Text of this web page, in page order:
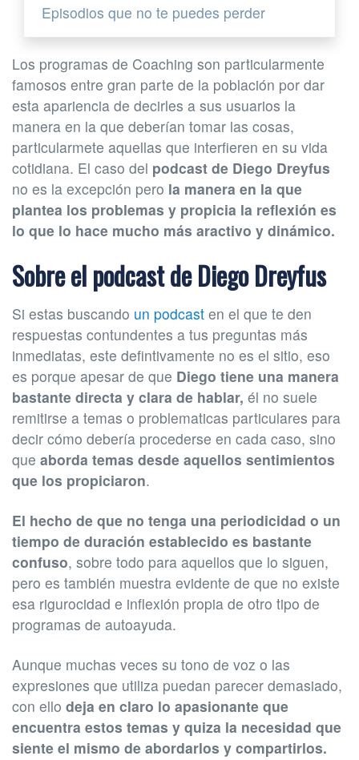
Episodios que no te puedes perder
Los programas de Coaching son particularmente
famosos entre gran parte de la población por dar
esta apariencia de decirles a sus usuarios la
manera en la que deberían tomar las cosas,
particularmete aquellas que interfieren en su vida
cotidiana. El caso del podcast de Diego Dreyfus
no es la excepción pero la manera en la que
plantea los problemas y propicia la reflexión es
lo que lo hace mucho más aractivo y dinámico.
Sobre el podcast de Diego Dreyfus
Si estas buscando un podcast en el que te den
respuestas contundentes a tus preguntas más
inmediatas, este defintivamente no es el sitio, eso
es porque apesar de que Diego tiene una manera
bastante directa y clara de hablar, él no suele
remitirse a temas o problematicas particulares para
decir cómo debería procederse en cada caso, sino
que aborda temas desde aquellos sentimientos
que los propiciaron.
El hecho de que no tenga una periodicidad o un
tiempo de duración establecido es bastante
confuso, sobre todo para aquellos que lo siguen,
pero es también muestra evidente de que no existe
esa rigurocidad e inflexión propia de otro tipo de
programas de autoayuda.
Aunque muchas veces su tono de voz o las
expresiones que utiliza puedan parecer demasiado,
con ello deja en claro lo apasionante que
encuentra estos temas y quiza la necesidad que
siente el mismo de abordarlos y compartirlos.